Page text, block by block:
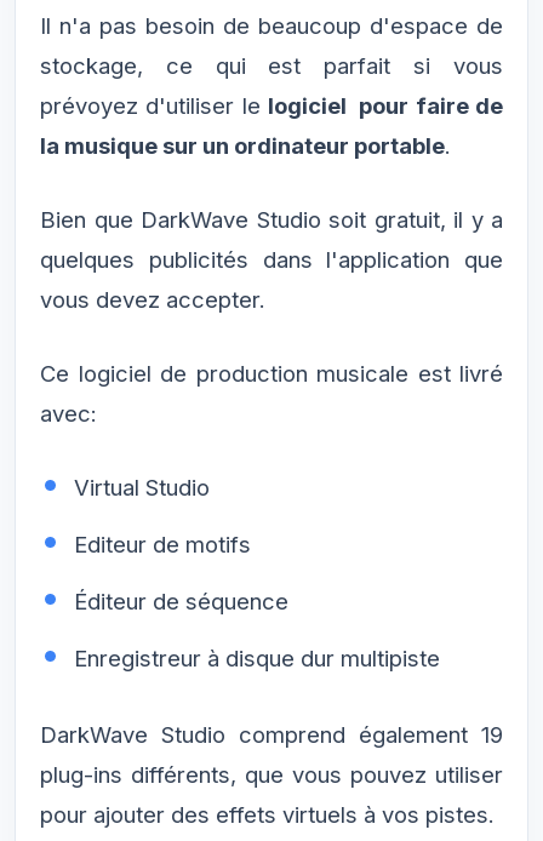
Il n'a pas besoin de beaucoup d'espace de
stockage, ce qui est parfait si vous
prévoyez d'utiliser le logiciel pour faire de
la musique sur un ordinateur portable.
Bien que DarkWave Studio soit gratuit, il y a
quelques publicités dans l'application que
vous devez accepter.
Ce logiciel de production musicale est livré
avec:
Virtual Studio
Editeur de motifs
Éditeur de séquence
Enregistreur à disque dur multipiste
DarkWave Studio comprend également 19
plug-ins différents, que vous pouvez utiliser
pour ajouter des effets virtuels à vos pistes.